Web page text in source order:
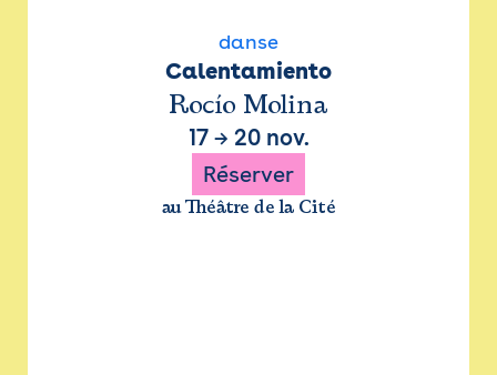
danse
Calentamiento
Rocío Molina
17→ 20 nov.
Réserver
au Théâtre de la Cité